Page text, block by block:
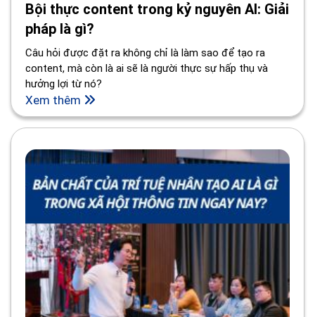
Bội thực content trong kỷ nguyên AI: Giải
pháp là gì?
Câu hỏi được đặt ra không chỉ là làm sao để tạo ra
content, mà còn là ai sẽ là người thực sự hấp thụ và
hưởng lợi từ nó?
Xem thêm